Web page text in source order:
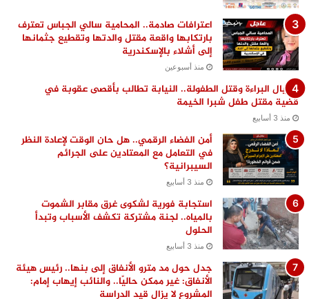
اعترافات صادمة.. المحامية سالي الجباس تعترف
بارتكابها واقعة مقتل والدتها وتقطيع جثمانها
إلى أشلاء بالإسكندرية
منذ أسبوعين
اغتيال البراءة وقتل الطفولة.. النيابة تطالب بأقصى عقوبة في
قضية مقتل طفل شبرا الخيمة
منذ 3 أسابيع
أمن الفضاء الرقمي.. هل حان الوقت لإعادة النظر
في التعامل مع المعتادين على الجرائم
السيبرانية؟
منذ 3 أسابيع
استجابة فورية لشكوى غرق مقابر الشموت
بالمياه.. لجنة مشتركة تكشف الأسباب وتبدأ
الحلول
منذ 3 أسابيع
جدل حول مد مترو الأنفاق إلى بنها.. رئيس هيئة
الأنفاق: غير ممكن حاليًا.. والنائب إيهاب إمام:
المشروع لا يزال قيد الدراسة